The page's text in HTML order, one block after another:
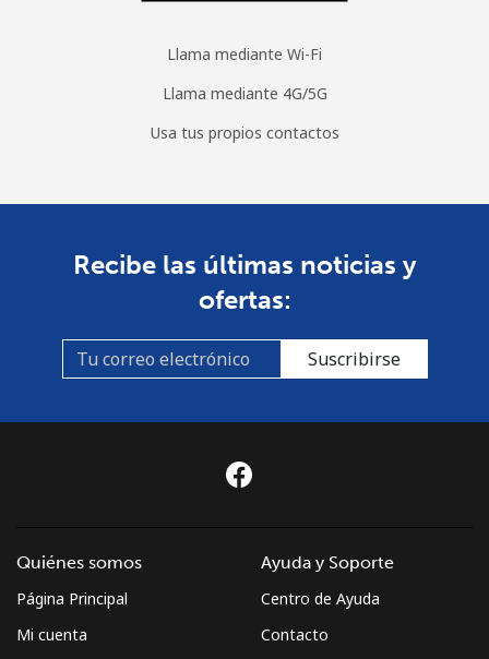
Llama mediante Wi-Fi
Llama mediante 4G/5G
Usa tus propios contactos
Recibe las últimas noticias y
ofertas:
Suscribirse
Quiénes somos
Página Principal
Mi cuenta
Ayuda y Soporte
Centro de Ayuda
Contacto